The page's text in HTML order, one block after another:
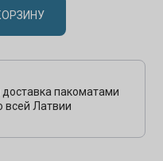
пакоматами
всей Латвии